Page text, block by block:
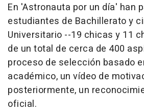
En 'Astronauta por un día' han
estudiantes de Bachillerato y
Universitario --19 chicas y 11
de un total de cerca de 400
proceso de selección basado
académico, un vídeo de
posteriormente, un
oficial.